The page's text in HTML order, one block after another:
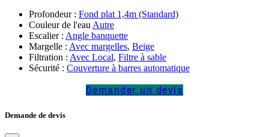
Profondeur : Fond plat 1,4m (Standard)
Couleur de l'eau Autre
Escalier : Angle banquette
Margelle : Avec margelles, Beige
Filtration : Avec Local, Filtre à sable
Sécurité : Couverture à barres automatique
Demander un devis
Demande de devis